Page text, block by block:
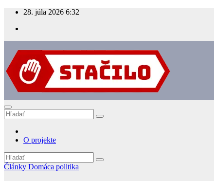
Prejsť
obsah
28. júla 2026 6:32
Stacilo.sk
Bojujeme proti bludom
O projekte
Články Domáca politika